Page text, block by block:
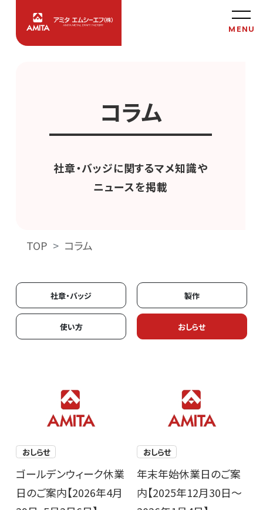
コラム
社章・バッジに関するマメ知識や
ニュースを掲載
TOP コラム
社章・バッジ 製作
使い方 おしらせ
おしらせ
ゴールデンウィーク休業
日のご案内【2026年4月
おしらせ
年末年始休業日のご案
内【2025年12月30日～